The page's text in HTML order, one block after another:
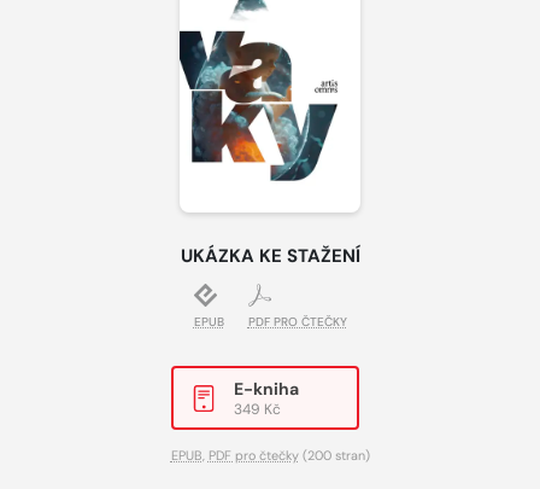
UKÁZKA KE STAŽENÍ
EPUB PDF PRO ČTEČKY
E-kniha
349 Kč
EPUB, PDF pro čtečky(200 stran)